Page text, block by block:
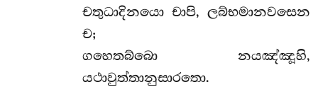
චතුධාදිනයො චාපි, ලබ්භමානවසෙන
ච;
ගහෙතබ්බො නයඤ්ඤූහි,
යථාවුත්තානුසාරතො.